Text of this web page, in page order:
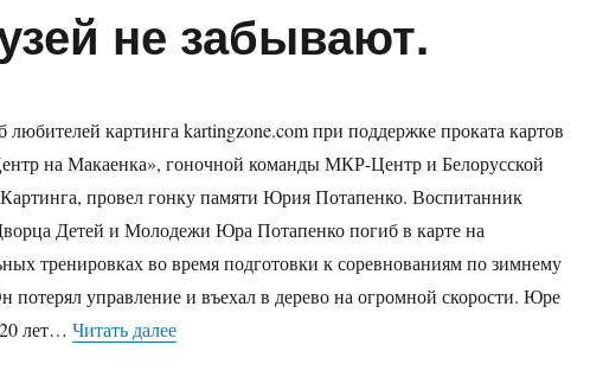
не забывают.
любителей картинга kartingzone.com при поддержке проката картов
на Макаенка», гоночной команды МКР-Центр и Белорусской
провел гонку памяти Юрия Потапенко. Воспитанник
Детей и Молодежи Юра Потапенко погиб в карте на
тренировках во время подготовки к соревнованиям по зимнему
потерял управление и въехал в дерево на огромной скорости. Юре
лет… Читать далее«Картингисты друзей не забывают.»